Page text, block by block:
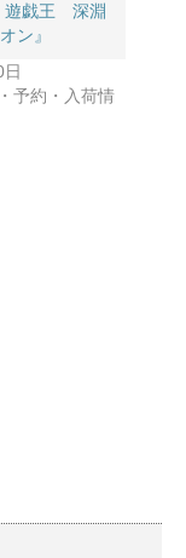
遊戯王 深淵
ン』
予約・入荷情